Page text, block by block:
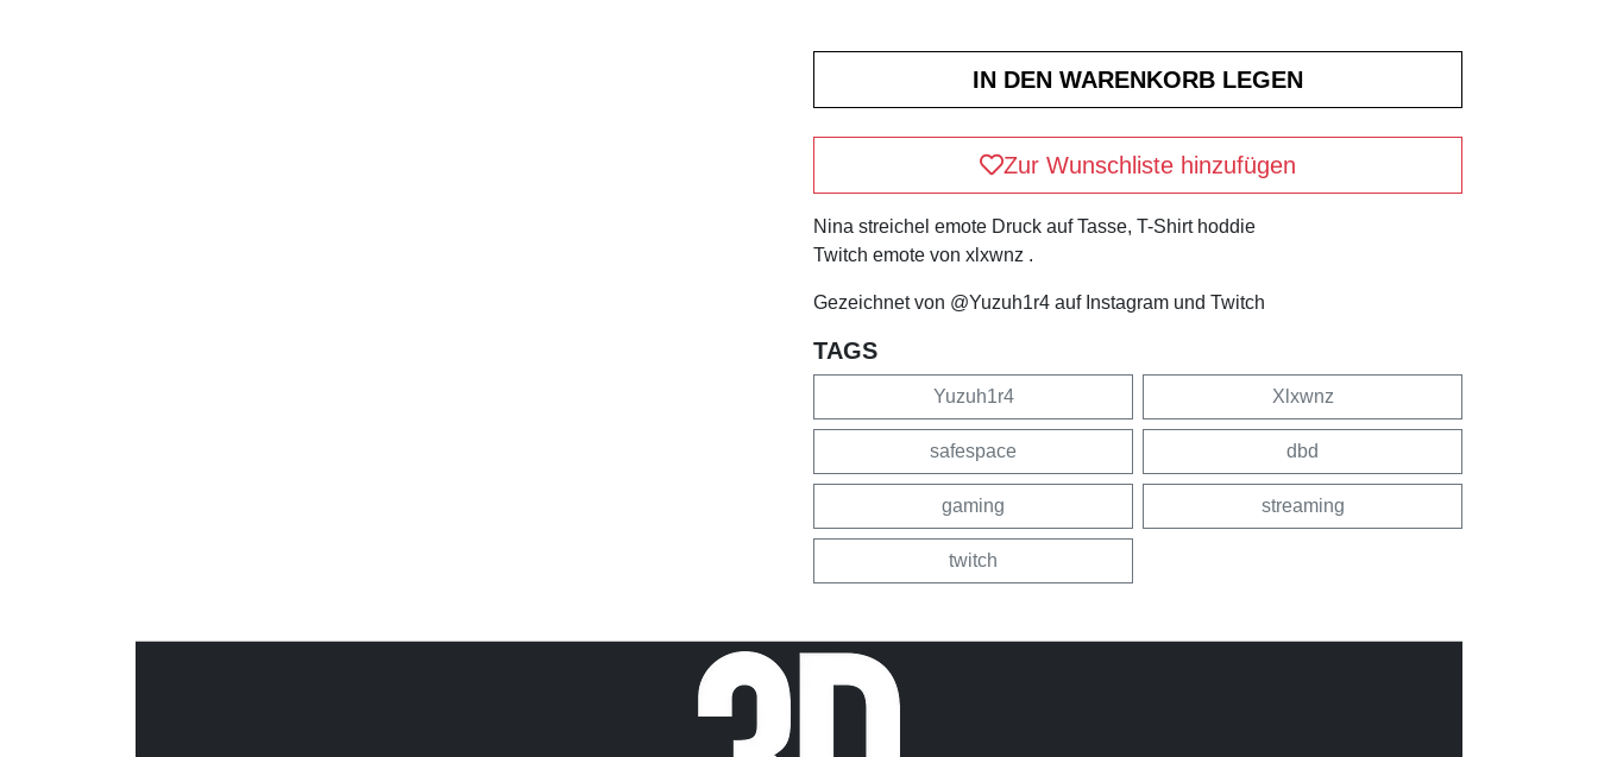
Zur Wunschliste hinzufügen
Nina streichel emote Druck auf Tasse, T-Shirt hoddie
Twitch emote von xlxwnz .
Gezeichnet von @Yuzuh1r4 auf Instagram und Twitch
TAGS
Yuzuh1r4 Xlxwnz
safespace dbd
gaming streaming
twitch